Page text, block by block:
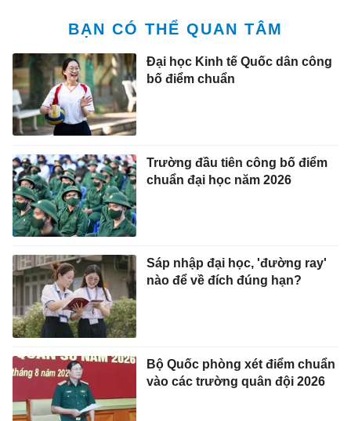
BẠN CÓ THỂ QUAN TÂM
Đại học Kinh tế Quốc dân công
bố điểm chuẩn
Trường đầu tiên công bố điểm
chuẩn đại học năm 2026
Sáp nhập đại học, 'đường ray'
nào để về đích đúng hạn?
Bộ Quốc phòng xét điểm chuẩn
vào các trường quân đội 2026